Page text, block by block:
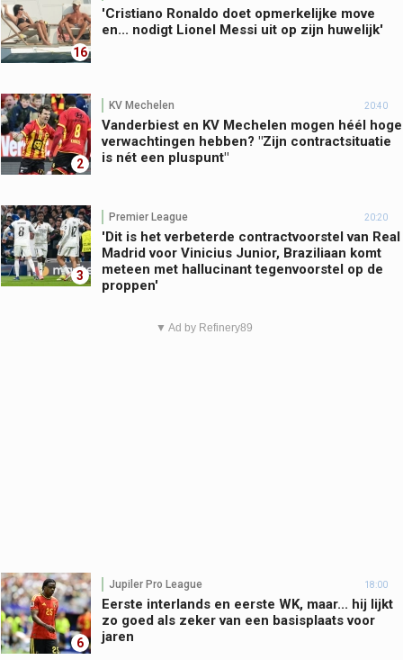
16
'Cristiano Ronaldo doet opmerkelijke move
en... nodigt Lionel Messi uit op zijn huwelijk'
2
KV Mechelen 20:40
Vanderbiest en KV Mechelen mogen héél hoge
verwachtingen hebben? "Zijn contractsituatie
is nét een pluspunt"
3
Premier League 20:20
'Dit is het verbeterde contractvoorstel van Real
Madrid voor Vinicius Junior, Braziliaan komt
meteen met hallucinant tegenvoorstel op de
proppen'
▼ Ad by Refinery89
6
Jupiler Pro League 18:00
Eerste interlands en eerste WK, maar... hij lijkt
zo goed als zeker van een basisplaats voor
jaren